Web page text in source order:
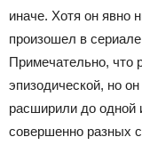
иначе. Хотя он явно
произошел в
Примечательно, что
эпизодической, но
расширили до одной
совершенно разных